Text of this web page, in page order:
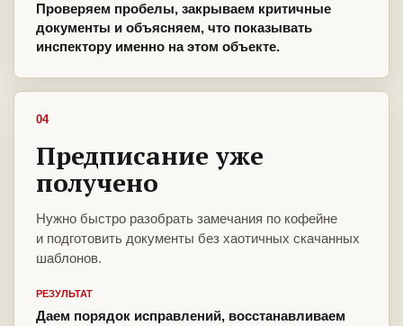
Проверяем пробелы, закрываем критичные
документы и объясняем, что показывать
инспектору именно на этом объекте.
04
Предписание уже
получено
Нужно быстро разобрать замечания по кофейне
и подготовить документы без хаотичных скачанных
шаблонов.
РЕЗУЛЬТАТ
Даем порядок исправлений, восстанавливаем